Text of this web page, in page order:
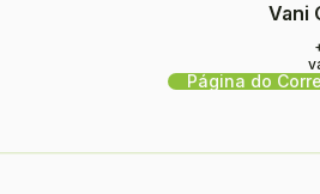
Vani
Página do